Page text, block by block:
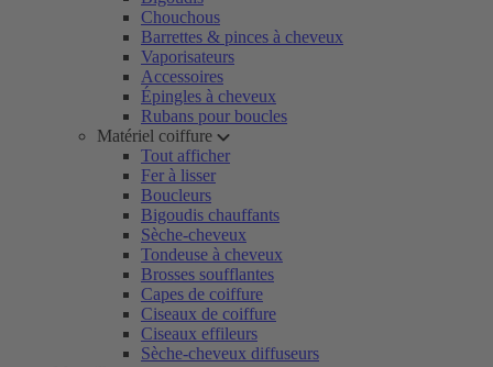
Chouchous
Barrettes & pinces à cheveux
Vaporisateurs
Accessoires
Épingles à cheveux
Rubans pour boucles
Matériel coiffure
Tout afficher
Fer à lisser
Boucleurs
Bigoudis chauffants
Sèche-cheveux
Tondeuse à cheveux
Brosses soufflantes
Capes de coiffure
Ciseaux de coiffure
Ciseaux effileurs
Sèche-cheveux diffuseurs